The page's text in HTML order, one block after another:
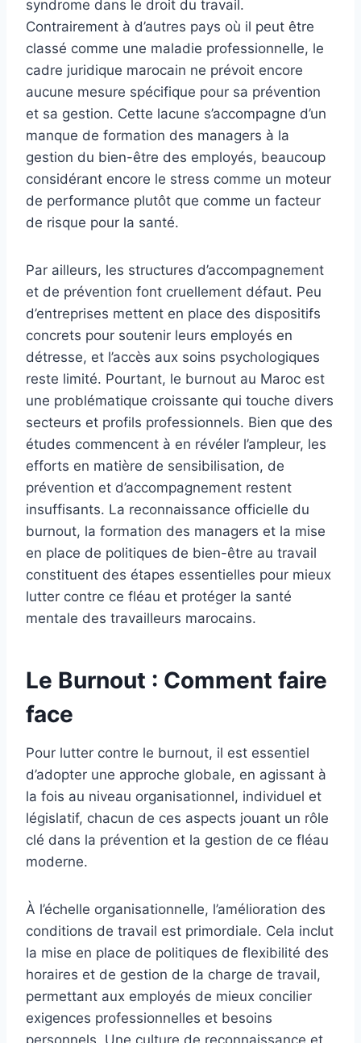
syndrome dans le droit du travail.
Contrairement à d’autres pays où il peut être
classé comme une maladie professionnelle, le
cadre juridique marocain ne prévoit encore
aucune mesure spécifique pour sa prévention
et sa gestion. Cette lacune s’accompagne d’un
manque de formation des managers à la
gestion du bien-être des employés, beaucoup
considérant encore le stress comme un moteur
de performance plutôt que comme un facteur
de risque pour la santé.
Par ailleurs, les structures d’accompagnement
et de prévention font cruellement défaut. Peu
d’entreprises mettent en place des dispositifs
concrets pour soutenir leurs employés en
détresse, et l’accès aux soins psychologiques
reste limité. Pourtant, le burnout au Maroc est
une problématique croissante qui touche divers
secteurs et profils professionnels. Bien que des
études commencent à en révéler l’ampleur, les
efforts en matière de sensibilisation, de
prévention et d’accompagnement restent
insuffisants. La reconnaissance officielle du
burnout, la formation des managers et la mise
en place de politiques de bien-être au travail
constituent des étapes essentielles pour mieux
lutter contre ce fléau et protéger la santé
mentale des travailleurs marocains.
Le Burnout : Comment faire
face
Pour lutter contre le burnout, il est essentiel
d’adopter une approche globale, en agissant à
la fois au niveau organisationnel, individuel et
législatif, chacun de ces aspects jouant un rôle
clé dans la prévention et la gestion de ce fléau
moderne.
À l’échelle organisationnelle, l’amélioration des
conditions de travail est primordiale. Cela inclut
la mise en place de politiques de flexibilité des
horaires et de gestion de la charge de travail,
permettant aux employés de mieux concilier
exigences professionnelles et besoins
personnels. Une culture de reconnaissance et